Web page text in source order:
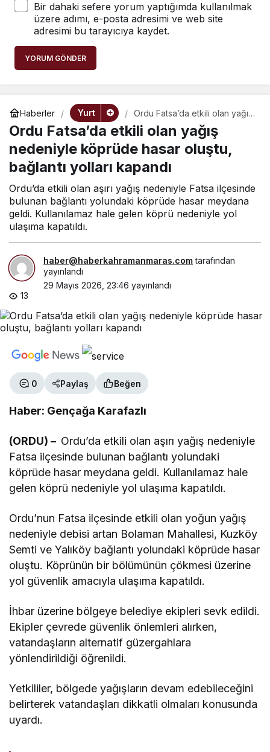
Bir dahaki sefere yorum yaptığımda kullanılmak
üzere adımı, e-posta adresimi ve web site
adresimi bu tarayıcıya kaydet.
YORUM GÖNDER
Haberler Yurt
Ordu Fatsa’da etkili olan yağış
nedeniyle köprüde hasar
oluştu, bağlantı yolları kapandı
Ordu Fatsa’da etkili olan yağış
nedeniyle köprüde hasar oluştu,
bağlantı yolları kapandı
Ordu’da etkili olan aşırı yağış nedeniyle Fatsa ilçesinde
bulunan bağlantı yolundaki köprüde hasar meydana
geldi. Kullanılamaz hale gelen köprü nedeniyle yol
ulaşıma kapatıldı.
haber@haberkahramanmaras.comtarafından
yayınlandı
29 Mayıs 2026, 23:46 yayınlandı
13
0 Paylaş Beğen
Haber: Gençağa Karafazlı
(ORDU) – Ordu’da etkili olan aşırı yağış nedeniyle
Fatsa ilçesinde bulunan bağlantı yolundaki
köprüde hasar meydana geldi. Kullanılamaz hale
gelen köprü nedeniyle yol ulaşıma kapatıldı.
Ordu’nun Fatsa ilçesinde etkili olan yoğun yağış
nedeniyle debisi artan Bolaman Mahallesi, Kuzköy
Semti ve Yalıköy bağlantı yolundaki köprüde hasar
oluştu. Köprünün bir bölümünün çökmesi üzerine
yol güvenlik amacıyla ulaşıma kapatıldı.
İhbar üzerine bölgeye belediye ekipleri sevk edildi.
Ekipler çevrede güvenlik önlemleri alırken,
vatandaşların alternatif güzergahlara
yönlendirildiği öğrenildi.
Yetkililer, bölgede yağışların devam edebileceğini
belirterek vatandaşları dikkatli olmaları konusunda
uyardı.